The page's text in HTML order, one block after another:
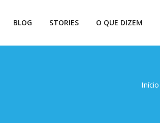
BLOG STORIES O QUE DIZEM
Início